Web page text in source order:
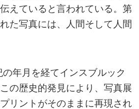
えていると言われている。第
た写真には、人間そして人間
年月を経てインスブルック
の歴史的発見により、写真展
リントがそのままに再現され